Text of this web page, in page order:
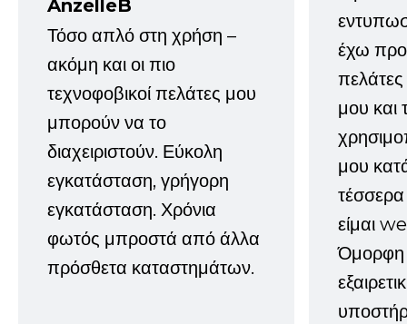
AnzelleB
Τόσο απλό στη χρήση –
ακόμη και οι πιο
τεχνοφοβικοί πελάτες μου
μπορούν να το
διαχειριστούν. Εύκολη
εγκατάσταση, γρήγορη
εγκατάσταση. Χρόνια
φωτός μπροστά από άλλα
πρόσθετα καταστημάτων.
έχω
μου και
μου
είμαι
Όμορφη